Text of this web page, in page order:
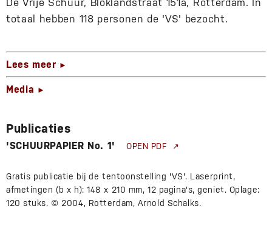
De Vrije Schuur, Bloklandstraat 151a, Rotterdam. In
totaal hebben 118 personen de 'VS' bezocht.
Lees meer ►
Media ►
Publicaties
'SCHUURPAPIER No. 1' OPEN PDF
Gratis publicatie bij de tentoonstelling 'VS'. Laserprint,
afmetingen (b x h): 148 x 210 mm, 12 pagina's, geniet. Oplage:
120 stuks. © 2004, Rotterdam, Arnold Schalks.